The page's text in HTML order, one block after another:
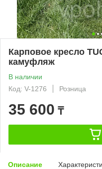
Карповое кресло
камуфляж
В наличии
Код: V-1276
Розница
35 600 ₸
Описание